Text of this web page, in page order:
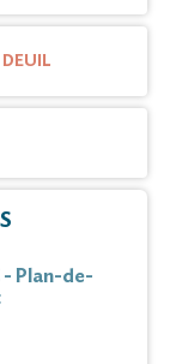
- Plan-de-